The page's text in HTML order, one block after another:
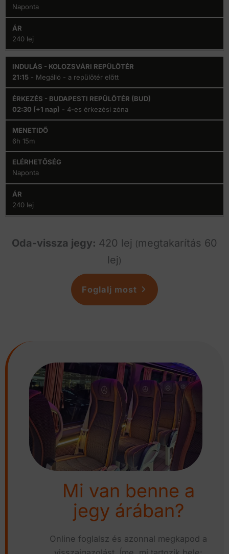
Naponta
240 lej
21:15 - Megálló - a repülőtér előtt
02:30 (+1 nap) - 4-es érkezési zóna
6h 15m
Naponta
240 lej
Oda-vissza jegy: 420 lej (megtakarítás 60
lej)
Foglalj most
Mi van benne a
jegy árában?
Online foglalsz és azonnal megkapod a